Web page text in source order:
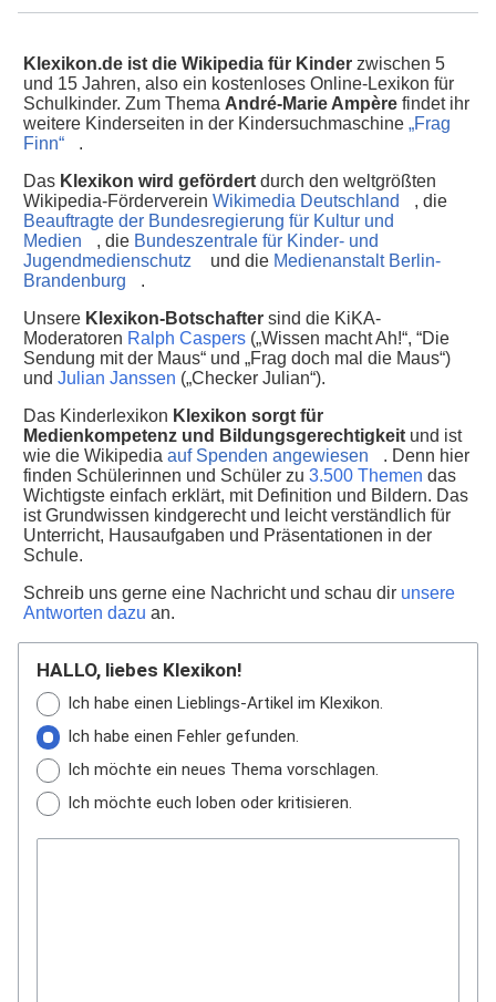
Klexikon.de ist die Wikipedia für Kinder zwischen 5
und 15 Jahren, also ein kostenloses Online-Lexikon für
Schulkinder. Zum Thema André-Marie Ampère findet ihr
weitere Kinderseiten in der Kindersuchmaschine „Frag
Finn“
.
Das Klexikon wird gefördert durch den weltgrößten
Wikipedia-Förderverein Wikimedia Deutschland
, die
Beauftragte der Bundesregierung für Kultur und
Medien
, die Bundeszentrale für Kinder- und
Jugendmedienschutz
und die Medienanstalt Berlin-
Brandenburg
.
Unsere Klexikon-Botschafter sind die KiKA-
Moderatoren Ralph Caspers („Wissen macht Ah!“, “Die
Sendung mit der Maus“ und „Frag doch mal die Maus“)
und Julian Janssen („Checker Julian“).
Das Kinderlexikon Klexikon sorgt für
Medienkompetenz und Bildungsgerechtigkeit und ist
wie die Wikipedia auf Spenden angewiesen
. Denn hier
finden Schülerinnen und Schüler zu 3.500 Themen das
Wichtigste einfach erklärt, mit Definition und Bildern. Das
ist Grundwissen kindgerecht und leicht verständlich für
Unterricht, Hausaufgaben und Präsentationen in der
Schule.
Schreib uns gerne eine Nachricht und schau dir unsere
Antworten dazu an.
HALLO, liebes Klexikon!
Ich habe einen Lieblings-Artikel im Klexikon.
Ich habe einen Fehler gefunden.
Ich möchte ein neues Thema vorschlagen.
Ich möchte euch loben oder kritisieren.